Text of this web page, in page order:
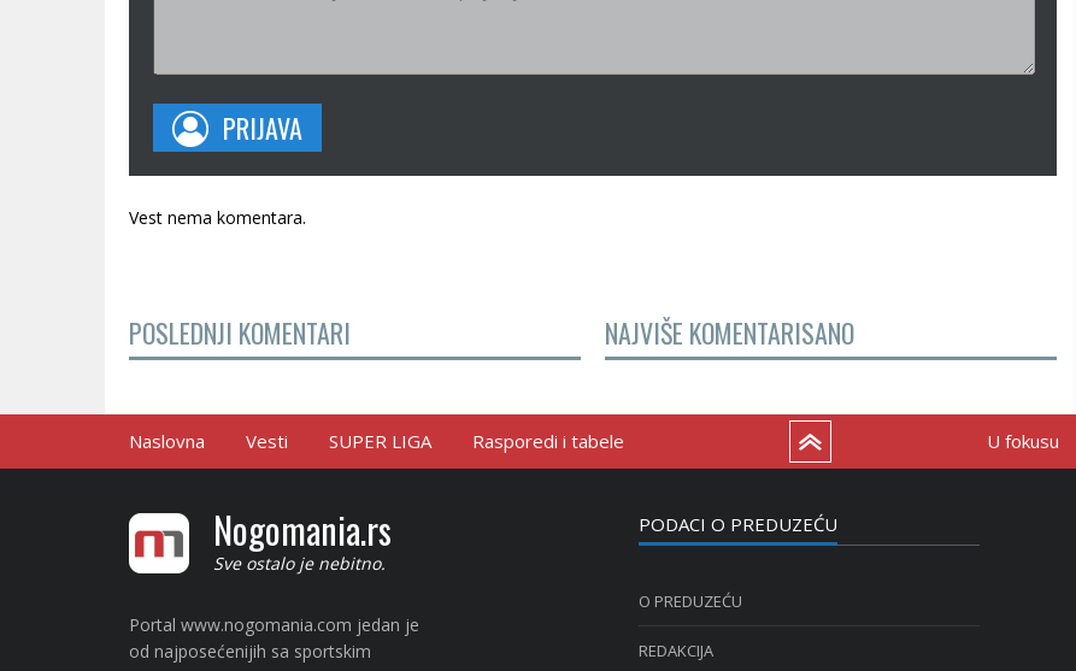
PRIJAVA
Vest nema komentara.
POSLEDNJI KOMENTARI NAJVIŠE KOMENTARISANO
Naslovna Vesti SUPER LIGA Rasporedi i tabele U fokusu
Nogomania.rs
Sve ostalo je nebitno.
Portal www.nogomania.com jedan je
od najposećenijih sa sportskim
PODACI O PREDUZEĆU
O PREDUZEĆU
REDAKCIJA